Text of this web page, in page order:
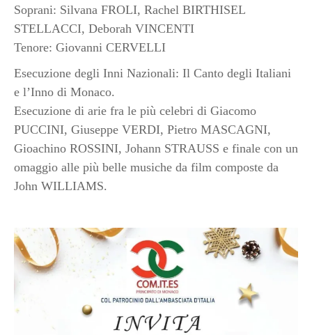
Soprani: Silvana FROLI, Rachel BIRTHISEL
STELLACCI, Deborah VINCENTI
Tenore: Giovanni CERVELLI
Esecuzione degli Inni Nazionali: Il Canto degli Italiani
e l’Inno di Monaco.
Esecuzione di arie fra le più celebri di Giacomo
PUCCINI, Giuseppe VERDI, Pietro MASCAGNI,
Gioachino ROSSINI, Johann STRAUSS e finale con un
omaggio alle più belle musiche da film composte da
John WILLIAMS.